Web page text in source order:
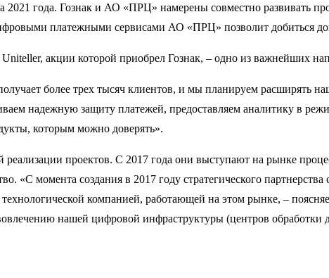
2021 года. Гознак и АО «ПРЦ» намерены совместно
платежными сервисами АО «ПРЦ» позволит добиться
акции которой приобрел Гознак, – одно из важнейших
более трех тысяч клиентов, и мы планируем расширять
надежную защиту платежей, предоставляем аналитику в
которым можно доверять».
проектов. С 2017 года они выступают на рынке
«С момента создания в 2017 году стратегического
технологической компанией, работающей на этом рынке, –
нашей цифровой инфраструктуры (центров